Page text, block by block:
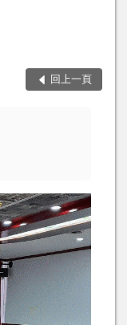
回上一頁